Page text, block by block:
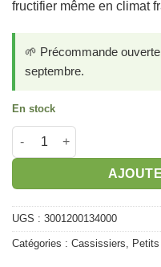
fructifier même en climat
🌱 Précommande
septembre.
En stock
quantité de Cassissier
UGS : 3001200134000
Catégories : Cassissiers